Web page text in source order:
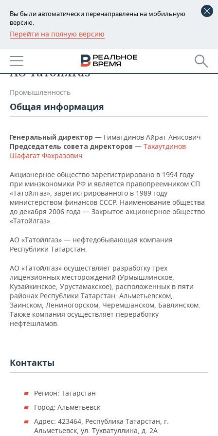
Вы были автоматически перенаправлены на мобильную
версию.
Перейти на полную версию
РЕГИОНЫ
БАШКОРТОСТАН
ТАТАРСТАН
УДМУРТИЯ
НОВОСТИ
НОВОСТИ АНАЛИТИКИ
КОРОЛИ ГОСЗАКАЗА ПФО
КОМУ ПРИНАДЛЕЖАТ
ТОРГОВЫЕ ЦЕНТРЫ
ТАТАРСТАНА
ЭКОНОМИКА
ФИНАНСЫ
БЮДЖЕТ
ИНВЕСТИЦИИ
НОВОСТИ
ПРОМЫШЛЕННОСТИ
АГРОПРОМ
МАШИНОСТРОЕНИЕ
НЕФТЕХИМИЯ
НЕФТЬ
ОПК
ЭНЕРГЕТИКА
НЕДВИЖИМОСТЬ
НОВОСТИ АВТО
БИЗНЕС
НОВОСТИ БИЗНЕСА
РОЗНИЧНАЯ ТОРГОВЛЯ
УСЛУГИ
ТЕХНОЛОГИИ
НОВОСТИ ТЕХНОЛОГИЙ
МЕДИА
ТЕЛЕКОММУНИКАЦИИ
МЕРОПРИЯТИЯ
ВЫЕЗДНАЯ РЕДАКЦИЯ
БИЗНЕС-БРАНЧИ
ONLINE-КОНФЕРЕНЦИИ
НОВОСТИ СПОРТА
ФУТБОЛ
ХОККЕЙ
ВОЛЕЙБОЛ
КИБЕРСПОРТ
ОБЩЕСТВО
НОВОСТИ ОБЩЕСТВА
ВЛАСТЬ
ИСТОРИЯ
КУЛЬТУРА
ФОТОГАЛЕРЕЯ
СЮЖЕТЫ
СПИСОК ПЕРСОН
СПИСОК КОМПАНИЙ
ПОЛНАЯ ВЕРСИЯ
АО Татойлгаз
Промышленность
Общая информация
Генеральный директор — Гиматдинов Айрат Анясович
Председатель совета директоров — Тахаутдинов
Шафагат Фахразович
Акционерное общество зарегистрировано в 1994 году
при минэкономики РФ и является правопреемником СП
«Татойлгаз», зарегистрированного в 1989 году
министерством финансов СССР. Наименование общества
до декабря 2006 года — Закрытое акционерное общество
«Татойлгаз».
АО «Татойлгаз» — нефтедобывающая компания
Республики Татарстан.
АО «Татойлгаз» осуществляет разработку трех
лицензионных месторождений (Урмышлинское,
Кузайкинское, Урустамакское), расположенных в пяти
районах Республики Татарстан: Альметьевском,
Заинском, Лениногорском, Черемшанском, Бавлинском.
Также компания осуществляет переработку
нефтешламов.
Контакты
Регион: Татарстан
Город: Альметьевск
Адрес: 423464, Республика Татарстан, г.
Альметьевск, ул. Тухватуллина, д. 2А